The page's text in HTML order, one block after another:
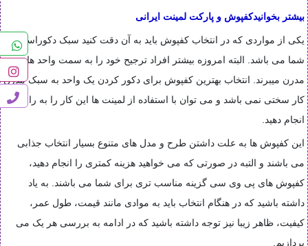
بیشتر بخوانیدکفپوش و پارکت لمینت ایرانی
یکی از مواردی که در انتخاب کفپوش باید به آن دقت کنید سبک دکوراسیون
شما می باشد. البته امروزه بیشتر افراد ترجیح خود را به سمت واحد های
مدرن میبرند. انتخاب بهترین کفپوش برای دکور کردن یک واحد به سبک مدرن
کار سختی نمی باشد و می توان با استفاده از لمینت ها این کار را به راحتی
انجام دهید
این کفپوش ها به علت داشتن طرح و مدل های متنوع بسیار انتخاب جذابی
می باشند و التبه در صورتی که می خواهید هزینه کمتری را انجام دهید،
کفپوش های پی وی سی گزینه مناسب تری برای شما می باشند. به یاد
داشته باشید که در هنگام انتخاب باید به موادی مانند قیمت، طول عمر،
کیفیت، ظاهر زیبا نیز توجه داشته باشید که در ادامه به بررسی هر یک می
پردازیم